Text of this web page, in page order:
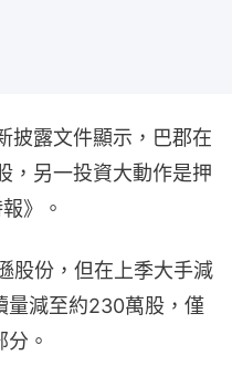
披露文件顯示，巴郡在
，另一投資大動作是押
》。
股份，但在上季大手減
量減至約230萬股，僅
。